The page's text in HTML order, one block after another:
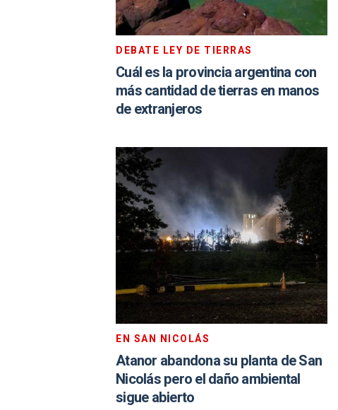
DEBATE LEY DE TIERRAS
Cuál es la provincia argentina con
más cantidad de tierras en manos
de extranjeros
EN SAN NICOLÁS
Atanor abandona su planta de San
Nicolás pero el daño ambiental
sigue abierto